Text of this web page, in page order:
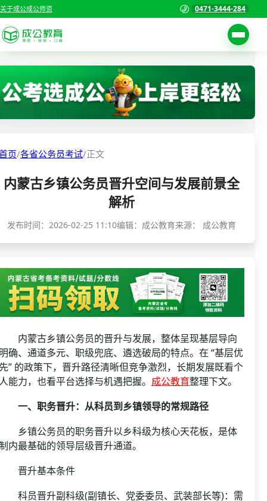
关于成公成公师资 0471-3444-284
考试公告
职位表
准考证打印
成绩查询
分数线
资格复审
面试补录
历年真题
首页
国家公务员考试
三支一扶考试
警察/辅警考试
国企/银行考试
页/各省公务员考试/正文
内蒙古乡镇公务员晋升空间与发展前景全
解析
发布时间： 2026-02-25 11:10编辑：成公教育来源： 成公教育
蒙古乡镇公务员的晋升与发展，整体呈现基层导向
确、通道多元、职级兜底、遴选破局的特点。在 “基层优
” 的政策下，晋升路径清晰但竞争激烈，长期发展既看个
能力，也看平台选择与机遇把握。 成公教育整理下文。
、职务晋升：从科员到乡镇领导的常规路径
镇公务员的职务晋升以乡科级为核心天花板，是体
内最基础的领导层级晋升通道。
升基本条件
员晋升副科级(副镇长、党委委员、武装部长等)：需